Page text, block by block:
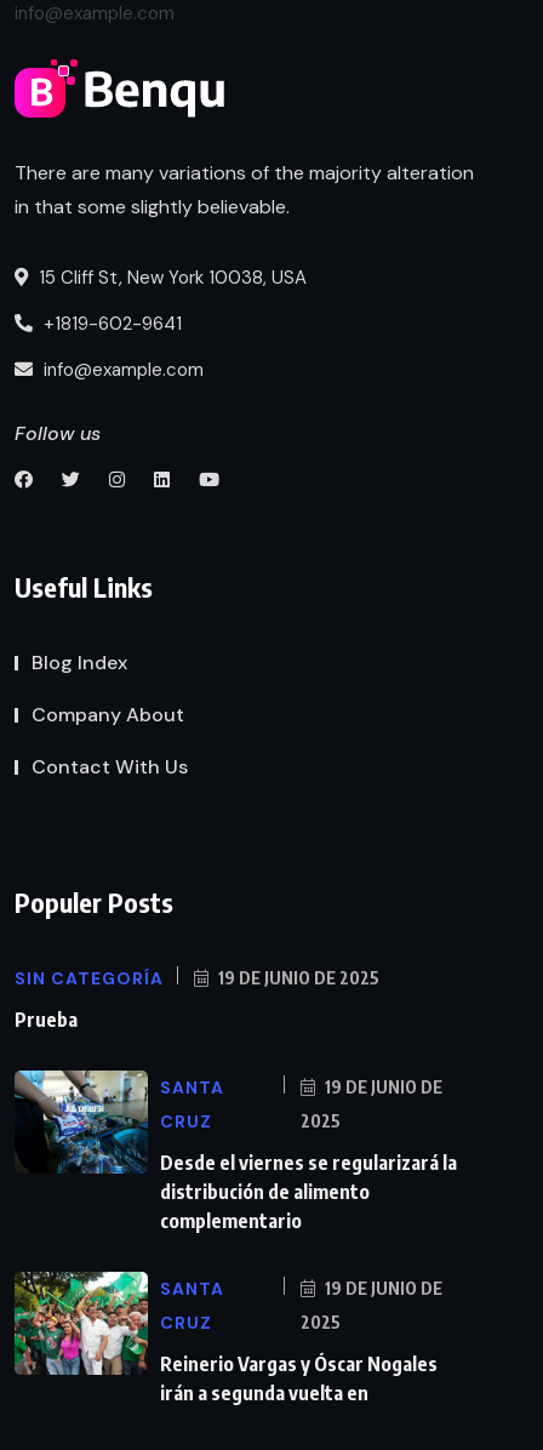
info@example.com
There are many variations of the majority alteration
in that some slightly believable.
15 Cliff St, New York 10038, USA
+1819-602-9641
info@example.com
Follow us
Useful Links
Blog Index
Company About
Contact With Us
Populer Posts
SIN CATEGORÍA 19 DE JUNIO DE 2025
Prueba
SANTA
CRUZ
19 DE JUNIO DE
2025
Desde el viernes se regularizará la
distribución de alimento
complementario
SANTA
CRUZ
19 DE JUNIO DE
2025
Reinerio Vargas y Óscar Nogales
irán a segunda vuelta en